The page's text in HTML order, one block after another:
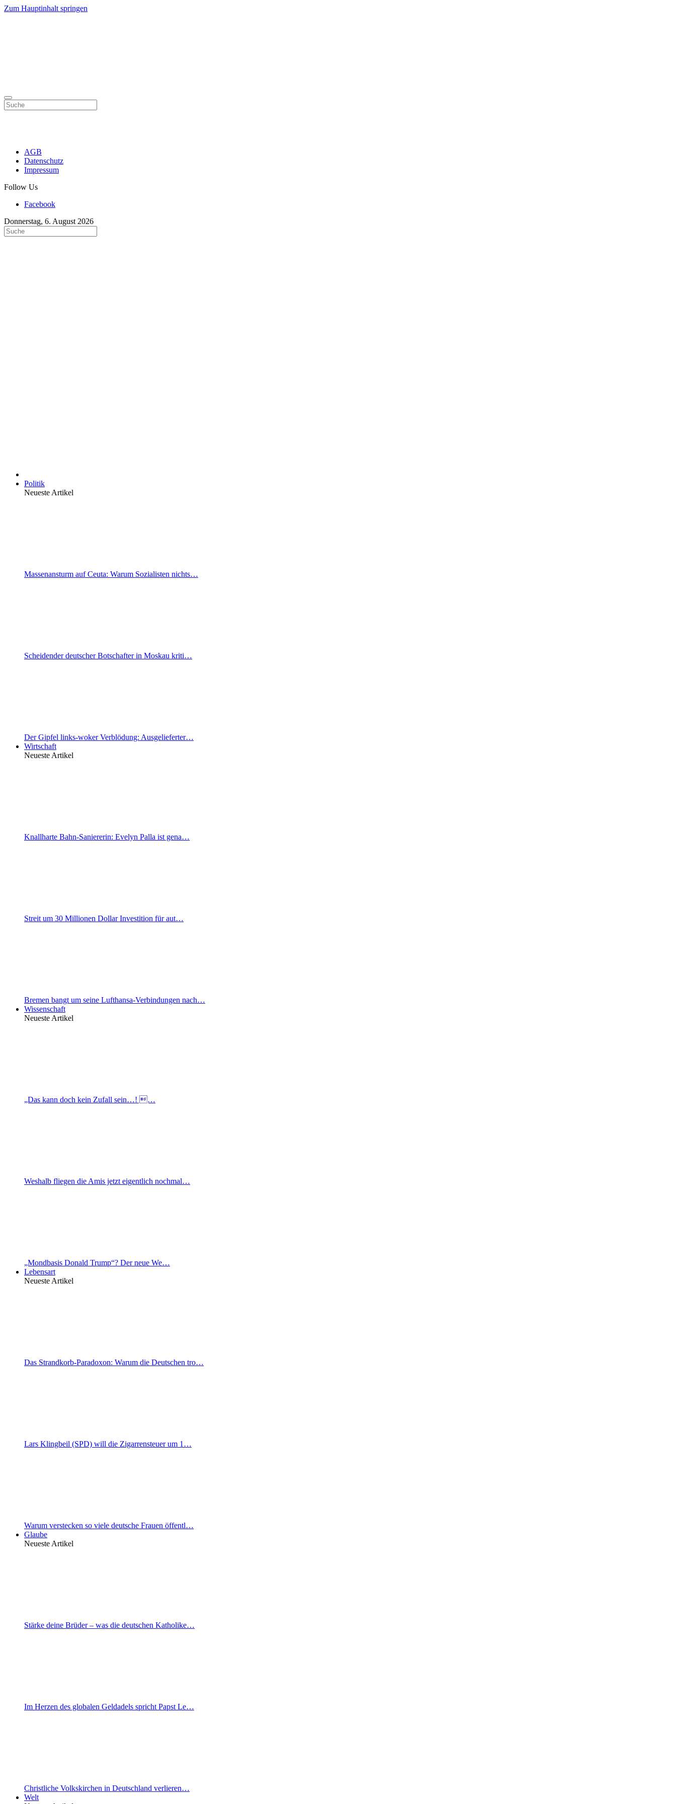
Zum Hauptinhalt springen
AGB
Datenschutz
Impressum
Follow Us
Facebook
Donnerstag, 6. August 2026
Politik
Neueste Artikel
Massenansturm auf Ceuta: Warum Sozialisten nichts…
Scheidender deutscher Botschafter in Moskau kriti…
Der Gipfel links-woker Verblödung: Ausgelieferter…
Wirtschaft
Neueste Artikel
Knallharte Bahn-Saniererin: Evelyn Palla ist gena…
Streit um 30 Millionen Dollar Investition für aut…
Bremen bangt um seine Lufthansa-Verbindungen nach…
Wissenschaft
Neueste Artikel
„Das kann doch kein Zufall sein…! …
Weshalb fliegen die Amis jetzt eigentlich nochmal…
„Mondbasis Donald Trump“? Der neue We…
Lebensart
Neueste Artikel
Das Strandkorb-Paradoxon: Warum die Deutschen tro…
Lars Klingbeil (SPD) will die Zigarrensteuer um 1…
Warum verstecken so viele deutsche Frauen öffentl…
Glaube
Neueste Artikel
Stärke deine Brüder – was die deutschen Katholike…
Im Herzen des globalen Geldadels spricht Papst Le…
Christliche Volkskirchen in Deutschland verlieren…
Welt